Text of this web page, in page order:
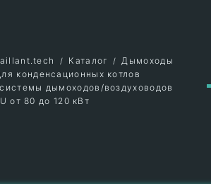
Каталог
Дымоходы
конденсационных котлов
дымоходов/воздуховодов
от 80 до 120 кВт